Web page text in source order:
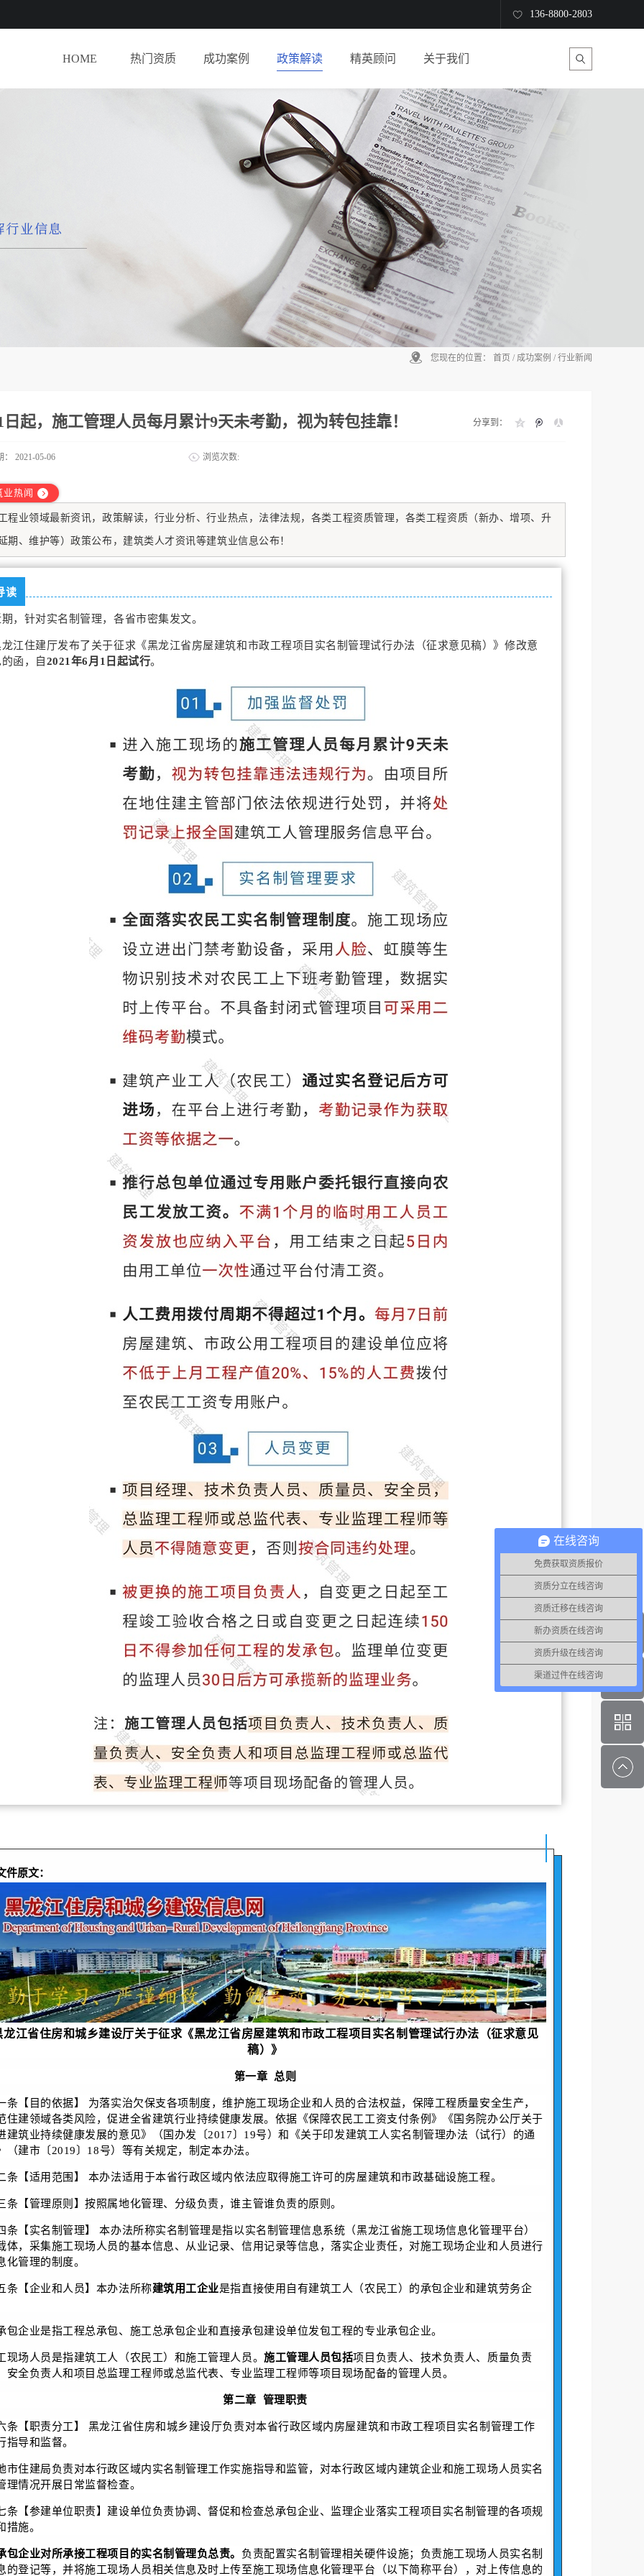
136-8800-2803
HOME 热门资质 成功案例 政策解读 精英顾问 关于我们
您现在的位置： 首页 / 成功案例 / 行业新闻
日起，施工管理人员每月累计9天未考勤，视为转包挂靠！
2021-05-06 浏览次数:
分享到：
业热闻
程业领域最新资讯，政策解读，行业分析、行业热点，法律法规，各类工程资质管理，各类工程资质（新办、增项、升
期、维护等）政策公布，建筑类人才资讯等建筑业信息公布！
读
，针对实名制管理，各省市密集发文。
江住建厅发布了关于征求《黑龙江省房屋建筑和市政工程项目实名制管理试行办法（征求意见稿）》修改意
函，自2021年6月1日起试行。
件原文：
龙江省住房和城乡建设厅关于征求《黑龙江省房屋建筑和市政工程项目实名制管理试行办法（征求意见
稿）》
第一章 总则
条【目的依据】 为落实治欠保支各项制度，维护施工现场企业和人员的合法权益，保障工程质量安全生产，
住建领域各类风险，促进全省建筑行业持续健康发展。依据《保障农民工工资支付条例》《国务院办公厅关于
建筑业持续健康发展的意见》（国办发〔2017〕19号）和《关于印发建筑工人实名制管理办法（试行）的通
（建市〔2019〕18号）等有关规定，制定本办法。
条【适用范围】 本办法适用于本省行政区域内依法应取得施工许可的房屋建筑和市政基础设施工程。
条【管理原则】按照属地化管理、分级负责，谁主管谁负责的原则。
条【实名制管理】 本办法所称实名制管理是指以实名制管理信息系统（黑龙江省施工现场信息化管理平台）
体，采集施工现场人员的基本信息、从业记录、信用记录等信息，落实企业责任，对施工现场企业和人员进行
化管理的制度。
条【企业和人员】本办法所称建筑用工企业是指直接使用自有建筑工人（农民工）的承包企业和建筑劳务企
包企业是指工程总承包、施工总承包企业和直接承包建设单位发包工程的专业承包企业。
现场人员是指建筑工人（农民工）和施工管理人员。施工管理人员包括项目负责人、技术负责人、质量负责
安全负责人和项目总监理工程师或总监代表、专业监理工程师等项目现场配备的管理人员。
第二章 管理职责
条【职责分工】 黑龙江省住房和城乡建设厅负责对本省行政区域内房屋建筑和市政工程项目实名制管理工作
指导和监督。
市住建局负责对本行政区域内实名制管理工作实施指导和监管，对本行政区域内建筑企业和施工现场人员实名
理情况开展日常监督检查。
条【参建单位职责】建设单位负责协调、督促和检查总承包企业、监理企业落实工程项目实名制管理的各项规
措施。
包企业对所承接工程项目的实名制管理负总责。 负责配置实名制管理相关硬件设施；负责施工现场人员实名制
的登记等，并将施工现场人员相关信息及时上传至施工现场信息化管理平台（以下简称平台），对上传信息的
在线咨询
免费获取资质报价
资质分立在线咨询
资质迁移在线咨询
新办资质在线咨询
资质升级在线咨询
渠道过件在线咨询